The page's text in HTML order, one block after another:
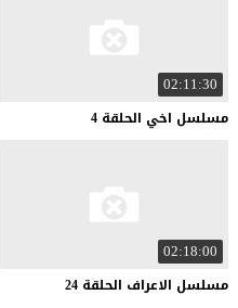
02:11:30
مسلسل اخي الحلقة 4
02:18:00
مسلسل الاعراف الحلقة 24